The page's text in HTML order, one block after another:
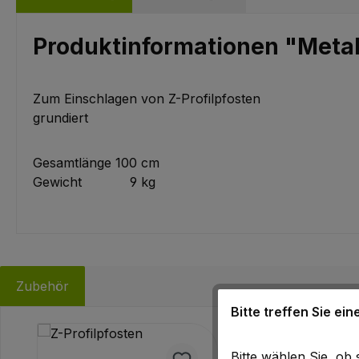
Produktinformationen
Zum Einschlagen von Z-Profilpfosten
grundiert
Gesamtlänge 100 cm
Gewicht 9 kg
Zubehör
Produktgalerie überspringen
Bitte treffen Sie